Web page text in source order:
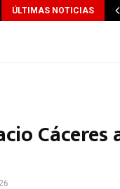
ÚLTIMAS NOTICIAS